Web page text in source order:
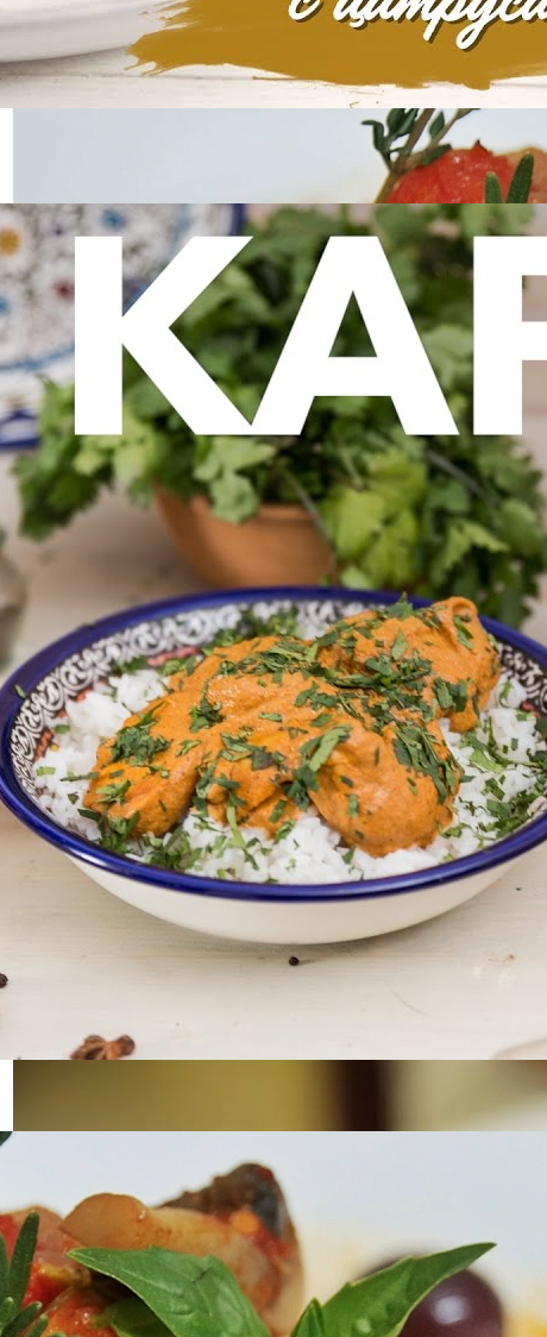
Курица
11 Просмотры
Курица по-итальянски с помидорами. Рецепт
“Каччиаторе” от [Рецепты Bon Appetit]